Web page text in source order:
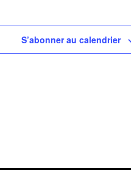
S’abonner au calendrier